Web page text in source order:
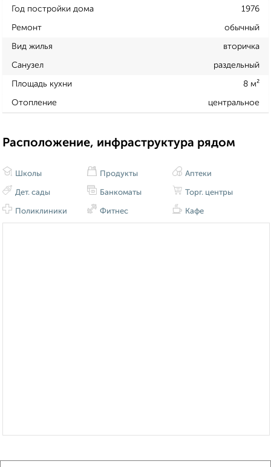
Год постройки дома 1976
Ремонт обычный
Вид жилья вторичка
Санузел раздельный
Площадь кухни 8 м²
Отопление центральное
Расположение, инфраструктура рядом
Школы
Дет. сады
Поликлиники
Продукты
Банкоматы
Фитнес
Аптеки
Торг. центры
Кафе